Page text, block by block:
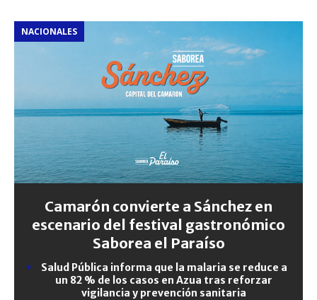
NACIONALES
Camarón convierte a Sánchez en
escenario del festival gastronómico
Saborea el Paraíso
Salud Pública informa que la malaria se reduce a
un 82 % de los casos en Azua tras reforzar
vigilancia y prevención sanitaria